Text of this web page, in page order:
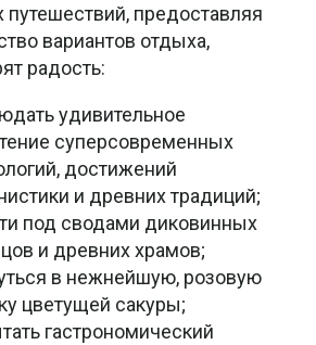
путешествий, предоставляя
вариантов отдыха,
радость:
удивительное
суперсовременных
достижений
и древних традиций;
под сводами диковинных
и древних храмов;
в нежнейшую, розовую
цветущей сакуры;
гастрономический